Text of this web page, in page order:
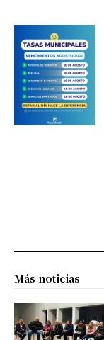
Más noticias